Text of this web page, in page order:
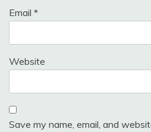
Email *
Website
Save my name, email, and